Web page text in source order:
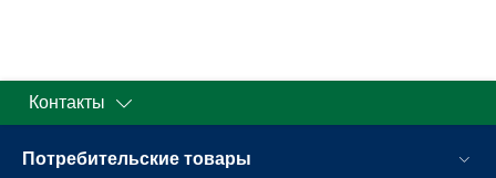
Контакты
Потребительские товары